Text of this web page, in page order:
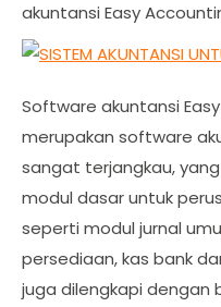
akuntansi Easy
Software akuntansi
merupakan software
sangat terjangkau,
modul dasar untuk
seperti modul jurnal
persediaan, kas bank
juga dilengkapi